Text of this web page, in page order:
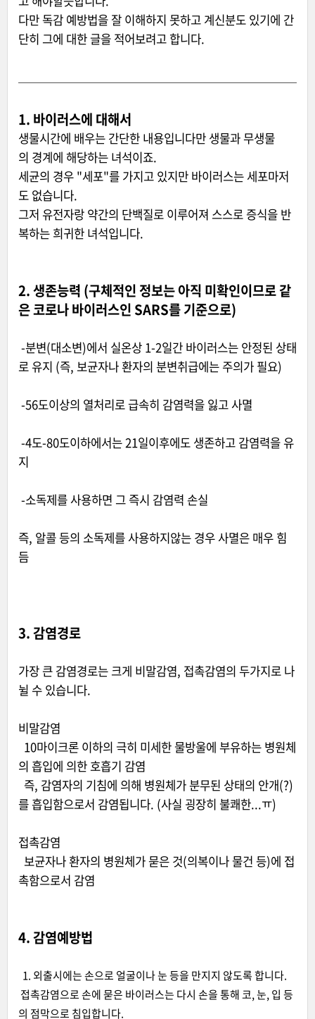
다만 독감 예방법을 잘 이해하지 못하고 계신분도 있기에 간
단히 그에 대한 글을 적어보려고 합니다.
1. 바이러스에 대해서
생물시간에 배우는 간단한 내용입니다만 생물과 무생물
의 경계에 해당하는 녀석이죠.
세균의 경우 "세포"를 가지고 있지만 바이러스는 세포마저
도 없습니다.
그저 유전자랑 약간의 단백질로 이루어져 스스로 증식을 반
복하는 희귀한 녀석입니다.
2. 생존능력 (구체적인 정보는 아직 미확인이므로 같
은 코로나 바이러스인 SARS를 기준으로)
-분변(대소변)에서 실온상 1-2일간 바이러스는 안정된 상태
로 유지 (즉, 보균자나 환자의 분변취급에는 주의가 필요)
-56도이상의 열처리로 급속히 감염력을 잃고 사멸
-4도-80도이하에서는 21일이후에도 생존하고 감염력을 유
지
-소독제를 사용하면 그 즉시 감염력 손실
즉, 알콜 등의 소독제를 사용하지않는 경우 사멸은 매우 힘
듬
3. 감염경로
가장 큰 감염경로는 크게 비말감염, 접촉감염의 두가지로 나
뉠 수 있습니다.
비말감염
10마이크론 이하의 극히 미세한 물방울에 부유하는 병원체
의 흡입에 의한 호흡기 감염
즉, 감염자의 기침에 의해 병원체가 분무된 상태의 안개(?)
를 흡입함으로서 감염됩니다. (사실 굉장히 불쾌한...ㅠ)
접촉감염
보균자나 환자의 병원체가 묻은 것(의복이나 물건 등)에 접
촉함으로서 감염
4. 감염예방법
1. 외출시에는 손으로 얼굴이나 눈 등을 만지지 않도록 합니다.
접촉감염으로 손에 묻은 바이러스는 다시 손을 통해 코, 눈, 입 등
의 점막으로 침입합니다.